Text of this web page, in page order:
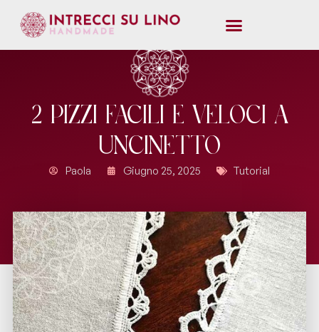
2 Pizzi Facili e Veloci a
Uncinetto
Paola Giugno 25, 2025 Tutorial